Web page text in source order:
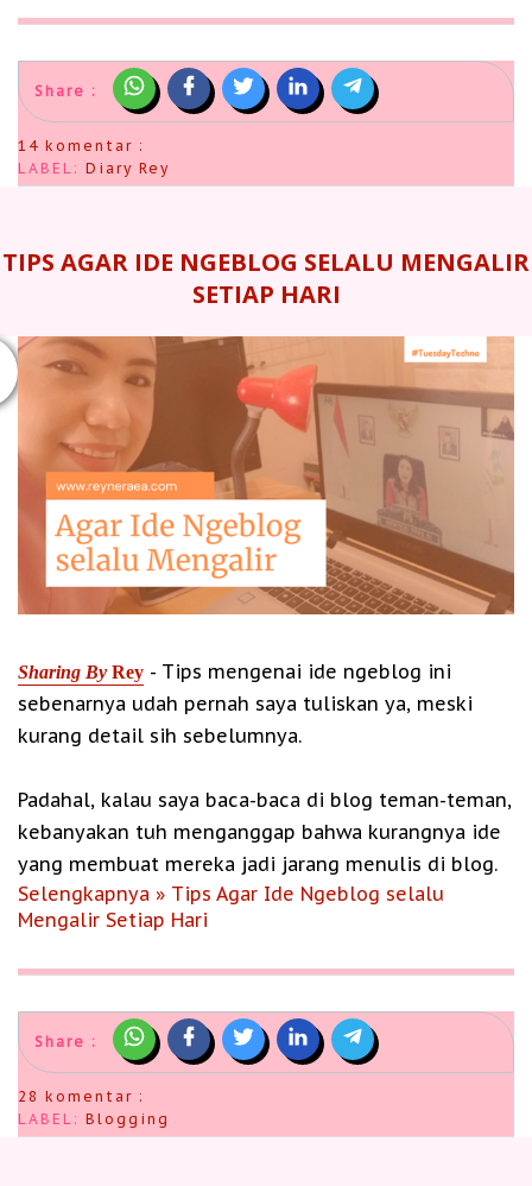
Share :
14 komentar :
LABEL: Diary Rey
TIPS AGAR IDE NGEBLOG SELALU MENGALIR
SETIAP HARI
Sharing By Rey - Tips mengenai ide ngeblog ini
sebenarnya udah pernah saya tuliskan ya, meski
kurang detail sih sebelumnya.
Padahal, kalau saya baca-baca di blog teman-teman,
kebanyakan tuh menganggap bahwa kurangnya ide
yang membuat mereka jadi jarang menulis di blog.
Selengkapnya » Tips Agar Ide Ngeblog selalu
Mengalir Setiap Hari
Share :
28 komentar :
LABEL: Blogging